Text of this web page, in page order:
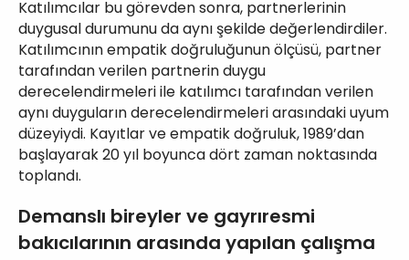
Katılımcılar bu görevden sonra, partnerlerinin
duygusal durumunu da aynı şekilde değerlendirdiler.
Katılımcının empatik doğruluğunun ölçüsü, partner
tarafından verilen partnerin duygu
derecelendirmeleri ile katılımcı tarafından verilen
aynı duyguların derecelendirmeleri arasındaki uyum
düzeyiydi. Kayıtlar ve empatik doğruluk, 1989’dan
başlayarak 20 yıl boyunca dört zaman noktasında
toplandı.
Demanslı bireyler ve gayrıresmi
bakıcılarının arasında yapılan çalışma